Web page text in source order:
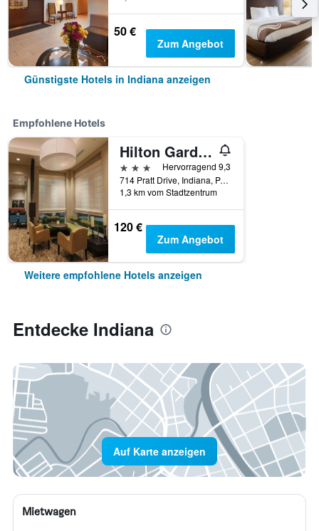
50 €
Zum Angebot
Günstigste Hotels in Indiana anzeigen
Empfohlene Hotels
Hilton Garden Inn Indiana at Iup
3 Sterne
Hervorragend 9,3
714 Pratt Drive, Indiana, PA, USA
1,3 km vom Stadtzentrum
120 €
Zum Angebot
Weitere empfohlene Hotels anzeigen
Entdecke Indiana
Auf Karte anzeigen
Mietwagen